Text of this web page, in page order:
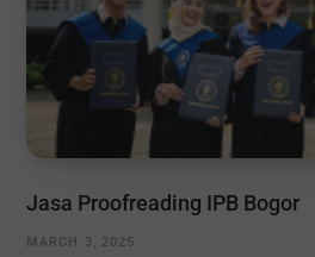
Jasa Proofreading IPB Bogor
MARCH 3, 2025